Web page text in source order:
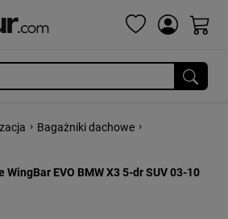
› Bagażniki dachowe ›
EVO BMW X3 5-dr SUV 03-10